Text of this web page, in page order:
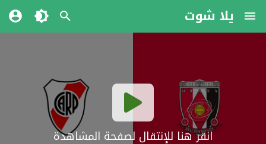
يلا شوت
انقر هنا للإنتقال لصفحة المشاهدة